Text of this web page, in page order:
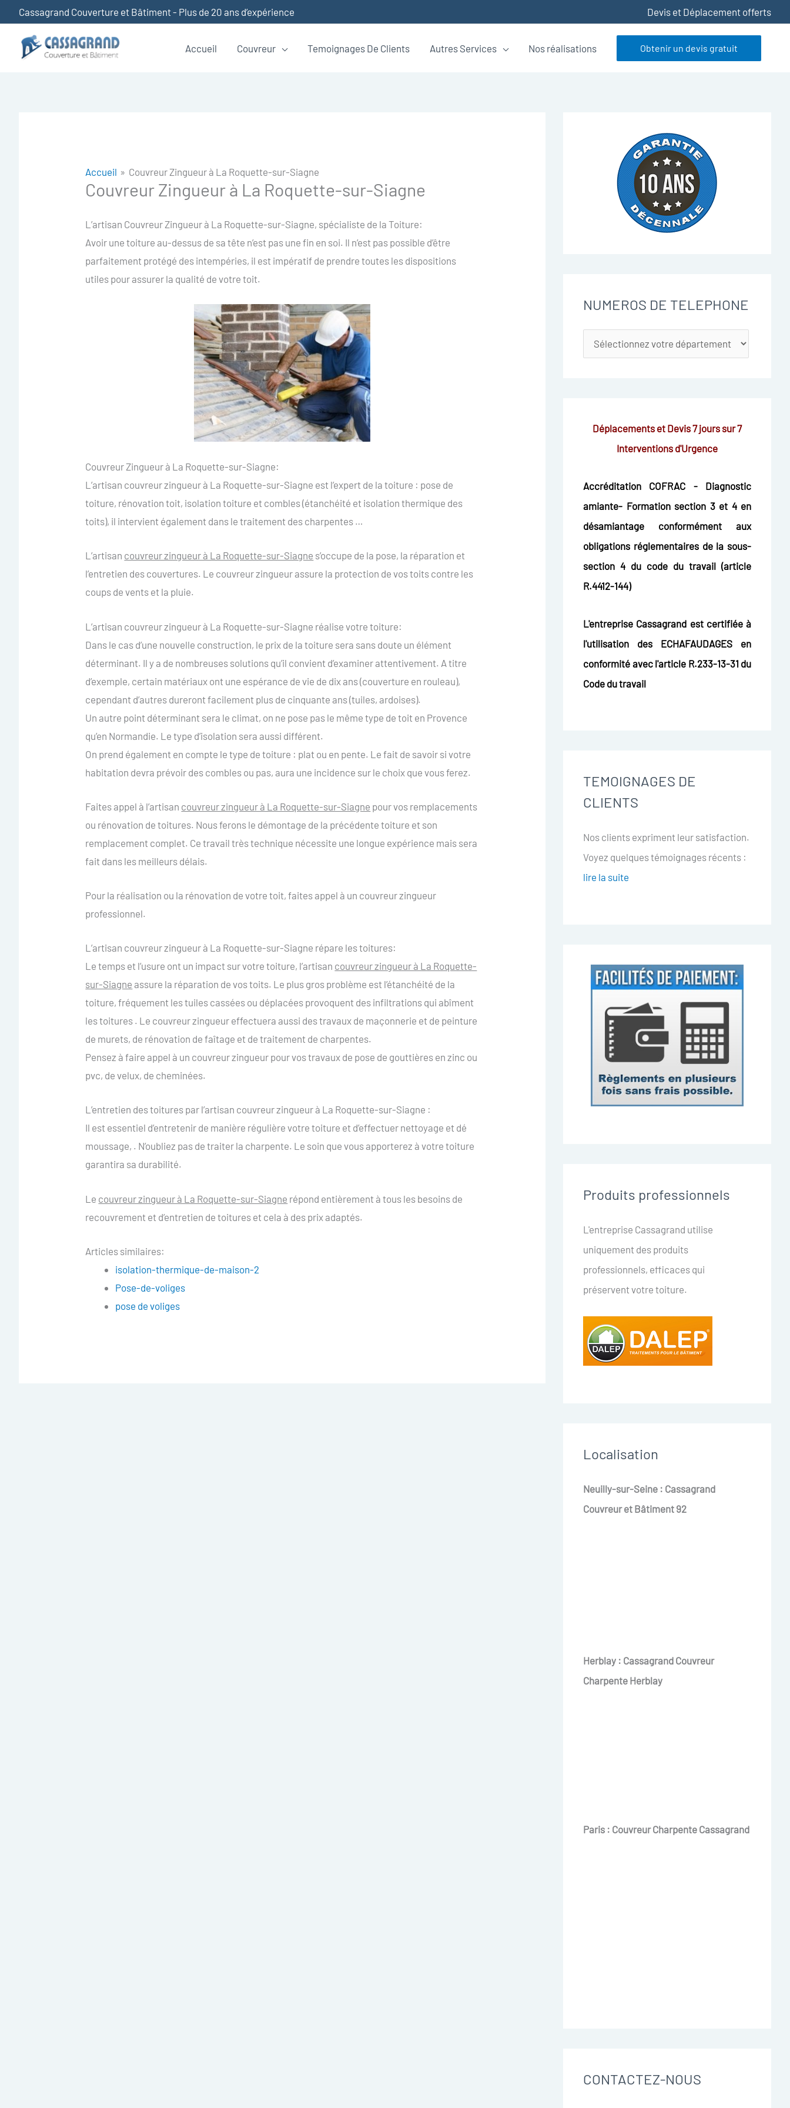
au
contenu
Cassagrand Couverture et Bâtiment - Plus de 20 ans d’expérience Devis et Déplacement offerts
Accueil Couvreur Temoignages De Clients Autres Services Nos réalisations Obtenir un devis gratuit
Accueil Couvreur Zingueur à La Roquette-sur-Siagne
Couvreur Zingueur à La Roquette-sur-Siagne
L’artisan Couvreur Zingueur à La Roquette-sur-Siagne, spécialiste de la Toiture:
Avoir une toiture au-dessus de sa tête n’est pas une fin en soi. Il n’est pas possible d’être
parfaitement protégé des intempéries, il est impératif de prendre toutes les dispositions
utiles pour assurer la qualité de votre toit.
Couvreur Zingueur à La Roquette-sur-Siagne:
L’artisan couvreur zingueur à La Roquette-sur-Siagne est l’expert de la toiture : pose de
toiture, rénovation toit, isolation toiture et combles (étanchéité et isolation thermique des
toits), il intervient également dans le traitement des charpentes …
L’artisan couvreur zingueur à La Roquette-sur-Siagne s’occupe de la pose, la réparation et
l’entretien des couvertures. Le couvreur zingueur assure la protection de vos toits contre les
coups de vents et la pluie.
L’artisan couvreur zingueur à La Roquette-sur-Siagne réalise votre toiture:
Dans le cas d’une nouvelle construction, le prix de la toiture sera sans doute un élément
déterminant. Il y a de nombreuses solutions qu’il convient d’examiner attentivement. A titre
d’exemple, certain matériaux ont une espérance de vie de dix ans (couverture en rouleau),
cependant d’autres dureront facilement plus de cinquante ans (tuiles, ardoises).
Un autre point déterminant sera le climat, on ne pose pas le même type de toit en Provence
qu’en Normandie. Le type d’isolation sera aussi différent.
On prend également en compte le type de toiture : plat ou en pente. Le fait de savoir si votre
habitation devra prévoir des combles ou pas, aura une incidence sur le choix que vous ferez.
Faites appel à l’artisan couvreur zingueur à La Roquette-sur-Siagne pour vos remplacements
ou rénovation de toitures. Nous ferons le démontage de la précédente toiture et son
remplacement complet. Ce travail très technique nécessite une longue expérience mais sera
fait dans les meilleurs délais.
Pour la réalisation ou la rénovation de votre toit, faites appel à un couvreur zingueur
professionnel.
L’artisan couvreur zingueur à La Roquette-sur-Siagne répare les toitures:
Le temps et l’usure ont un impact sur votre toiture, l’artisan couvreur zingueur à La Roquette-
sur-Siagne assure la réparation de vos toits. Le plus gros problème est l’étanchéité de la
toiture, fréquement les tuiles cassées ou déplacées provoquent des infiltrations qui abîment
les toitures . Le couvreur zingueur effectuera aussi des travaux de maçonnerie et de peinture
de murets, de rénovation de faîtage et de traitement de charpentes.
Pensez à faire appel à un couvreur zingueur pour vos travaux de pose de gouttières en zinc ou
pvc, de velux, de cheminées.
L’entretien des toitures par l’artisan couvreur zingueur à La Roquette-sur-Siagne :
Il est essentiel d’entretenir de manière régulière votre toiture et d’effectuer nettoyage et dé
moussage, . N’oubliez pas de traiter la charpente. Le soin que vous apporterez à votre toiture
garantira sa durabilité.
Le couvreur zingueur à La Roquette-sur-Siagne répond entièrement à tous les besoins de
recouvrement et d’entretien de toitures et cela à des prix adaptés.
Articles similaires:
isolation-thermique-de-maison-2
Pose-de-voliges
pose de voliges
NUMEROS DE TELEPHONE
Déplacements et Devis 7 jours sur 7
Interventions d'Urgence
Accréditation COFRAC - Diagnostic
amiante- Formation section 3 et 4 en
désamiantage conformément aux
obligations réglementaires de la sous-
section 4 du code du travail (article
R.4412-144)
L'entreprise Cassagrand est certifiée à
l'utilisation des ECHAFAUDAGES en
conformité avec l'article R.233-13-31 du
Code du travail
TEMOIGNAGES DE
CLIENTS
Nos clients expriment leur satisfaction.
Voyez quelques témoignages récents :
lire la suite
Produits professionnels
L'entreprise Cassagrand utilise
uniquement des produits
professionnels, efficaces qui
préservent votre toiture.
Localisation
Neuilly-sur-Seine : Cassagrand
Couvreur et Bâtiment 92
Herblay : Cassagrand Couvreur
Charpente Herblay
Paris : Couvreur Charpente Cassagrand
CONTACTEZ-NOUS